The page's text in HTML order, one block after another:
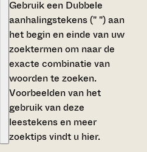
Gebruik een Dubbele
aanhalingstekens (" ")aan
het begin en einde van uw
zoektermen om naar de
exacte combinatie van
woorden te zoeken.
Voorbeelden van het
gebruik van deze
leestekens en meer
zoektips vindt u hier.